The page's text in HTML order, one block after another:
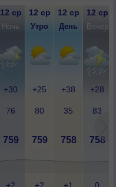
12 ср 12 ср 12 ср 12 ср
Ночь Утро День Вечер
+30 +25 +38 +28
76 80 35 83
759 759 758 758